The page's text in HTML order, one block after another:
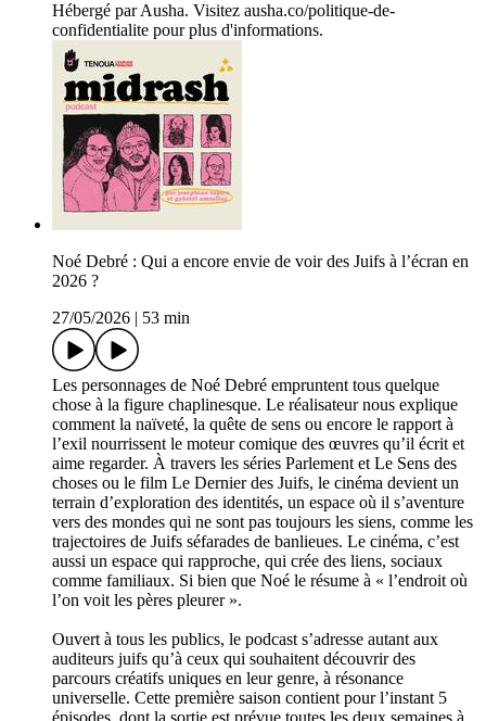
Hébergé par Ausha. Visitez ausha.co/politique-de-
confidentialite pour plus d'informations.
Noé Debré : Qui a encore envie de voir des Juifs à l’écran en
2026 ?
27/05/2026
53 min
Les personnages de Noé Debré empruntent tous quelque
chose à la figure chaplinesque. Le réalisateur nous explique
comment la naïveté, la quête de sens ou encore le rapport à
l’exil nourrissent le moteur comique des œuvres qu’il écrit et
aime regarder. À travers les séries Parlement et Le Sens des
choses ou le film Le Dernier des Juifs, le cinéma devient un
terrain d’exploration des identités, un espace où il s’aventure
vers des mondes qui ne sont pas toujours les siens, comme les
trajectoires de Juifs séfarades de banlieues. Le cinéma, c’est
aussi un espace qui rapproche, qui crée des liens, sociaux
comme familiaux. Si bien que Noé le résume à « l’endroit où
l’on voit les pères pleurer ».
Ouvert à tous les publics, le podcast s’adresse autant aux
auditeurs juifs qu’à ceux qui souhaitent découvrir des
parcours créatifs uniques en leur genre, à résonance
universelle. Cette première saison contient pour l’instant 5